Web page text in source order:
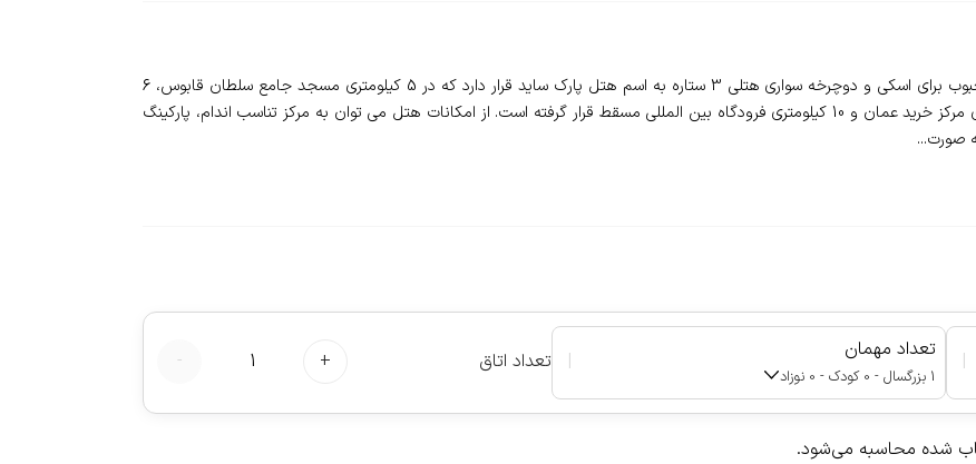
❇️ هتل پارک ساید عمان - Parkside Hotel - در منطقه محبوب برای اسکی و دوچرخه سواری هتلی 3 ستاره به اسم هتل پارک ساید قرار دارد که در 5 کیلومتری مسجد جامع سلطان قابوس، 6
کیلومتری مرکز همایش‌ها و نمایشگاه‌های عمان، 7 کیلومتری مرکز خرید عمان و 10 کیلومتری فرودگاه بین المللی مسقط قرار گرفته است. از امکانات هتل می توان به مرکز تناسب اندام، پارکینگ
صورت...
| تعداد مهمان
1 بزرگسال - 0 کودک - 0 نوزاد
| تعداد اتاق +
1
-
شده محاسبه می‌شود.